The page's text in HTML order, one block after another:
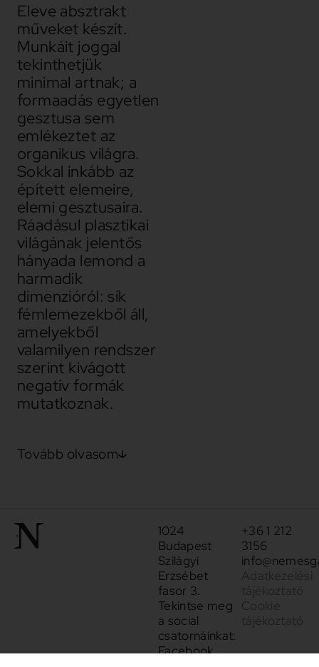
Eleve absztrakt
műveket készít.
Munkáit joggal
tekinthetjük
minimal artnak; a
formaadás egyetlen
gesztusa sem
emlékeztet az
organikus világra.
Sokkal inkább az
épített elemeire,
elemi gesztusaira.
Ráadásul plasztikai
világának jelentős
hányada lemond a
harmadik
dimenzióról: sík
fémlemezekből áll,
amelyekből
valamilyen rendszer
szerint kivágott
negatív formák
mutatkoznak.
Tovább olvasom
1024
Budapest
Szilágyi
Erzsébet
fasor 3.
Tekintse meg
a social
csatornáinkat:
Facebook
+36 1 212
3156